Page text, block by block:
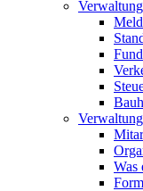
Verwaltung
Was